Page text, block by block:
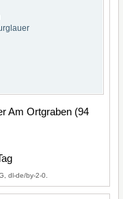
Am Ortgraben (94
dl-de/by-2-0.